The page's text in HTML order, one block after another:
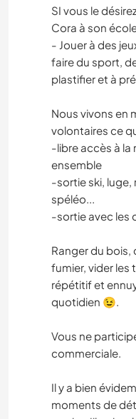
SI vous le
Cora à son
- Jouer à des
faire du sport,
plastifier et à
Nous vivons en
volontaires ce
-libre accès à la
ensemble
-sortie ski,
spéléo...
-sortie avec les
Ranger du bois,
fumier, vider
répétitif et
quotidien 😉.
Vous ne
commerciale.
Il y a bien
moments de